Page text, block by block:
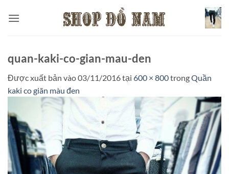
qua
quan-kaki-co-gian-mau-den
Được xuất bản vào03/11/2016tại 600 × 800trongQuần
kaki co giãn màu đen